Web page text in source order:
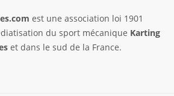
est une association loi 1901
du sport mécanique Karting
et dans le sud de la France.